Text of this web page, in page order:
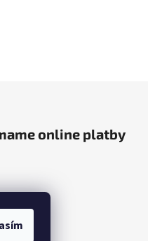
online platby